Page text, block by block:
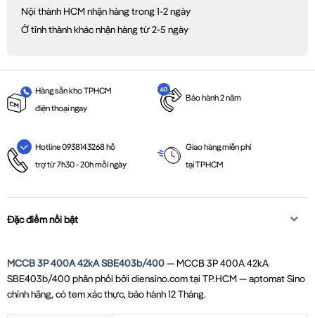
Nội thành HCM nhận hàng trong 1-2 ngày
Ở tỉnh thành khác nhận hàng từ 2-5 ngày
Hàng sẵn kho TPHCM
điện thoại ngay
Bảo hành 2 năm
Hotline 0938143268 hỗ
trợ từ 7h30 - 20h mỗi ngày
Giao hàng miễn phí
tại TPHCM
Đặc điểm nổi bật
MCCB 3P 400A 42kA SBE403b/400— MCCB 3P 400A 42kA
SBE403b/400 phân phối bởi diensino.com tại TP.HCM — aptomat Sino
chính hãng, có tem xác thực, bảo hành 12 Tháng.